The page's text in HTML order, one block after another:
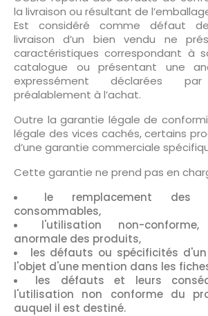
la livraison ou résultant de
Est considéré comme défaut
livraison d’un bien vendu ne
caractéristiques correspondant à
catalogue ou présentant une
expressément déclarées
préalablement à l’achat.
Outre la garantie légale de
légale des vices cachés, certains
d’une garantie commerciale
Cette garantie ne prend pas en
le remplacement des
consommables,
l'utilisation non-
anormale des produits,
les défauts ou spécificités
l'objet d'une mention dans les
les défauts et leurs
l'utilisation non conforme du
auquel il est destiné.